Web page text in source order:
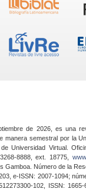
de 2026, es una
manera semestral por la
Universidad Virtual.
8888, ext. 18775,
Gamboa. Número de la
e-ISSN: 2007-1094;
102, ISSN: